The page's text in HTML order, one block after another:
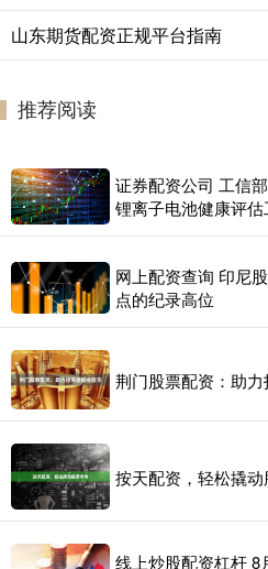
山东期货配资正规平台指南
推荐阅读
证券配资公司 工信
锂离子电池健康评估
网上配资查询 印尼
点的纪录高位
荆门股票配资：助
按天配资，轻松撬动
线上炒股配资杠杆 8